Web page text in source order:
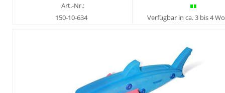
Art.-Nr.:
150-10-634
Verfügbar in ca. 3 bis 4